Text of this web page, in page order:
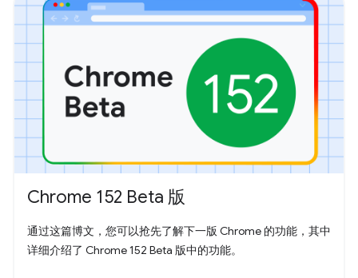
Chrome 152 Beta 版
通过这篇博文，您可以抢先了解下一版 Chrome 的功能，其中
详细介绍了 Chrome 152 Beta 版中的功能。